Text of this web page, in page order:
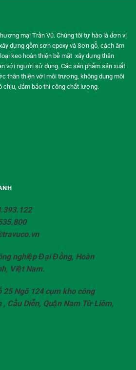
mại Trần Vũ. Chúng tôi tự hào là đơn vị
dựng gồm sơn epoxy và Sơn gỗ, cách âm
keo hoàn thiện bề mặt xây dựng thân
với người sử dụng. Các sản phẩm sản xuất
thân thiện với môi trương, không dung môi
chịu, đảm bảo thi công chất lượng.
nghiệp Đại Đồng, Hoàn
Việt Nam.
25 Ngõ 124 cụm kho công
, Cầu Diễn, Quận Nam Từ Liêm,